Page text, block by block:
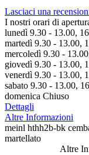
Lasciaci una
I nostri orari di
lunedì 9.30 - 13.00,
martedì 9.30 - 13.00,
mercoledì 9.30 -
giovedì 9.30 - 13.00,
venerdì 9.30 - 13.00,
sabato 9.30 - 13.00,
domenica Chiuso
Dettagli
Altre Informazioni
meinl hthh2b-bk
martellato
Altre